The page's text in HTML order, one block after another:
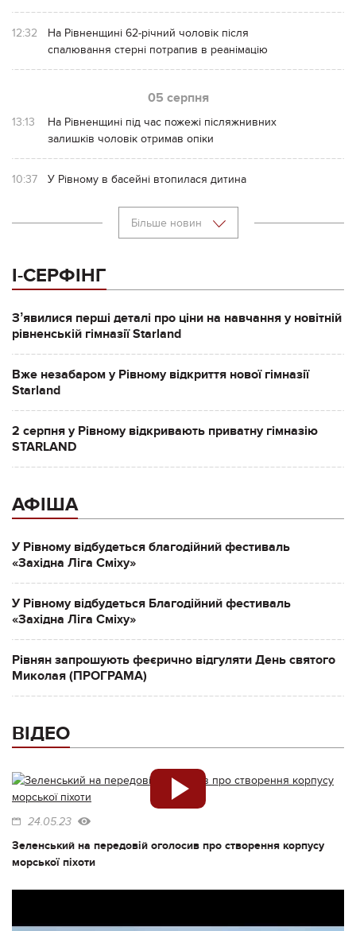
12:32
На Рівненщині 62-річний чоловік після
спалювання стерні потрапив в реанімацію
05 серпня
13:13
На Рівненщині під час пожежі післяжнивних
залишків чоловік отримав опіки
10:37 У Рівному в басейні втопилася дитина
Більше новин
І-СЕРФІНГ
Зʼявилися перші деталі про ціни на навчання у новітній
рівненській гімназії Starland
Вже незабаром у Рівному відкриття нової гімназії
Starland
2 серпня у Рівному відкривають приватну гімназію
STARLAND
АФІША
У Рівному відбудеться благодійний фестиваль
«Західна Ліга Сміху»
У Рівному відбудеться Благодійний фестиваль
«Західна Ліга Сміху»
Рівнян запрошують феєрично відгуляти День святого
Миколая (ПРОГРАМА)
ВІДЕО
24.05.23
Зеленський на передовій оголосив про створення корпусу
морської піхоти